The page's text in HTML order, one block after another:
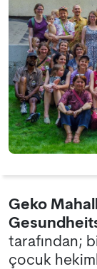
Geko
tarafından;
çocuk